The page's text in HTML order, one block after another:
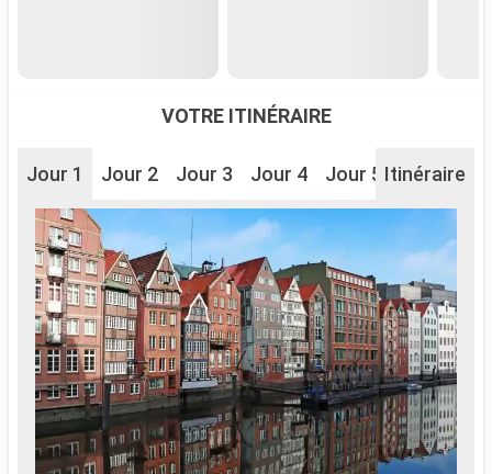
VOTRE ITINÉRAIRE
Jour 1 Jour 2 Jour 3 Jour 4 Jour 5 Jour 6
Itinéraire